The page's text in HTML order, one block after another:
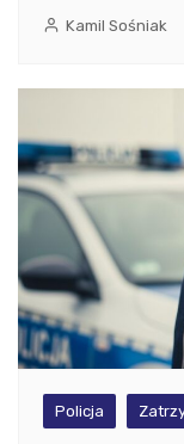
Kamil Sośniak
Policja